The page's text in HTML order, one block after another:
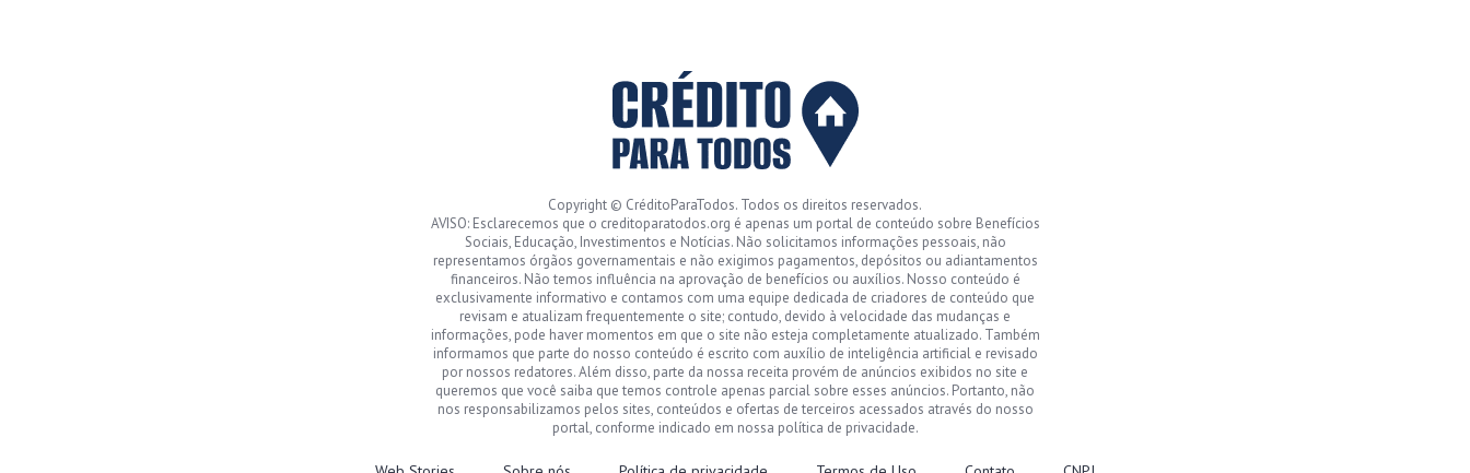
Copyright © CréditoParaTodos. Todos os direitos reservados.
AVISO: Esclarecemos que o creditoparatodos.org é apenas um portal de conteúdo sobre Benefícios
Sociais, Educação, Investimentos e Notícias. Não solicitamos informações pessoais, não
representamos órgãos governamentais e não exigimos pagamentos, depósitos ou adiantamentos
financeiros. Não temos influência na aprovação de benefícios ou auxílios. Nosso conteúdo é
exclusivamente informativo e contamos com uma equipe dedicada de criadores de conteúdo que
revisam e atualizam frequentemente o site; contudo, devido à velocidade das mudanças e
informações, pode haver momentos em que o site não esteja completamente atualizado. Também
informamos que parte do nosso conteúdo é escrito com auxílio de inteligência artificial e revisado
por nossos redatores. Além disso, parte da nossa receita provém de anúncios exibidos no site e
queremos que você saiba que temos controle apenas parcial sobre esses anúncios. Portanto, não
nos responsabilizamos pelos sites, conteúdos e ofertas de terceiros acessados através do nosso
portal, conforme indicado em nossa política de privacidade.